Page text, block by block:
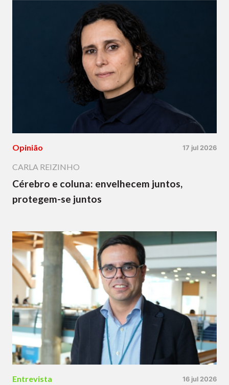
Opinião 17 jul 2026
CARLA REIZINHO
Cérebro e coluna: envelhecem juntos,
protegem-se juntos
Entrevista 16 jul 2026